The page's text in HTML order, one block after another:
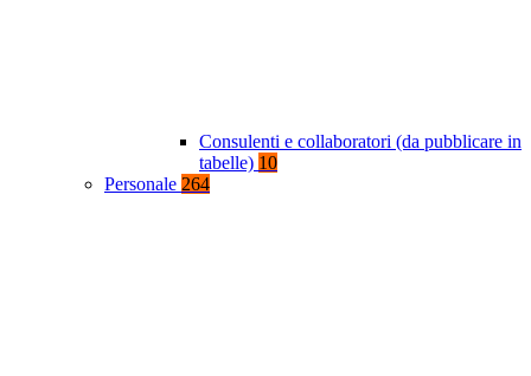
Consulenti e collaboratori (da pubblicare in
tabelle) 10
Personale 264